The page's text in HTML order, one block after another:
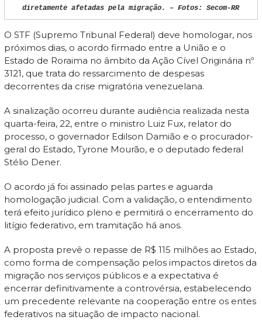
diretamente afetadas pela migração. – Fotos: Secom-RR
O STF (Supremo Tribunal Federal) deve homologar, nos
próximos dias, o acordo firmado entre a União e o
Estado de Roraima no âmbito da Ação Cível Originária nº
3121, que trata do ressarcimento de despesas
decorrentes da crise migratória venezuelana.
A sinalização ocorreu durante audiência realizada nesta
quarta-feira, 22, entre o ministro Luiz Fux, relator do
processo, o governador Edilson Damião e o procurador-
geral do Estado, Tyrone Mourão, e o deputado federal
Stélio Dener.
O acordo já foi assinado pelas partes e aguarda
homologação judicial. Com a validação, o entendimento
terá efeito jurídico pleno e permitirá o encerramento do
litígio federativo, em tramitação há anos.
A proposta prevê o repasse de R$ 115 milhões ao Estado,
como forma de compensação pelos impactos diretos da
migração nos serviços públicos e a expectativa é
encerrar definitivamente a controvérsia, estabelecendo
um precedente relevante na cooperação entre os entes
federativos na situação de impacto nacional.